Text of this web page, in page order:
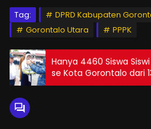
Tag:
DPRD Kabupaten
Gorontalo Utara
PPPK
Hanya 4460 Siswa Siswi
se Kota Gorontalo dari